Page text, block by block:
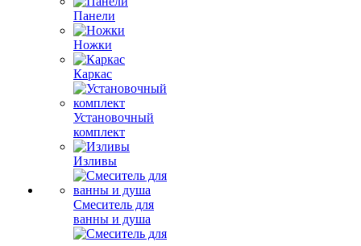
Панели
Ножки
Каркас
Установочный
комплект
Изливы
Смеситель для
ванны и душа